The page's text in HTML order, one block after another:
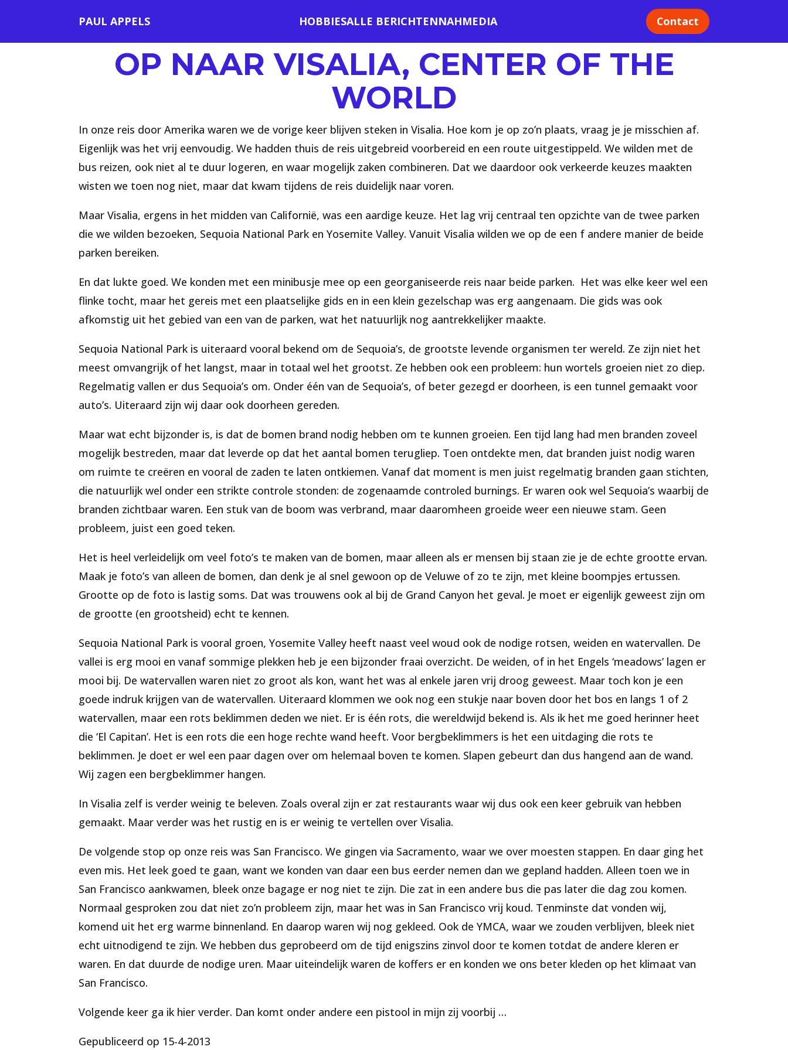
PAUL APPELS HOBBIESALLE BERICHTENNAHMEDIA Contact
OP NAAR VISALIA, CENTER OF THE
WORLD
In onze reis door Amerika waren we de vorige keer blijven steken in Visalia. Hoe kom je op zo’n plaats, vraag je je misschien af.
Eigenlijk was het vrij eenvoudig. We hadden thuis de reis uitgebreid voorbereid en een route uitgestippeld. We wilden met de
bus reizen, ook niet al te duur logeren, en waar mogelijk zaken combineren. Dat we daardoor ook verkeerde keuzes maakten
wisten we toen nog niet, maar dat kwam tijdens de reis duidelijk naar voren.
Maar Visalia, ergens in het midden van Californië, was een aardige keuze. Het lag vrij centraal ten opzichte van de twee parken
die we wilden bezoeken, Sequoia National Park en Yosemite Valley. Vanuit Visalia wilden we op de een f andere manier de beide
parken bereiken.
En dat lukte goed. We konden met een minibusje mee op een georganiseerde reis naar beide parken. Het was elke keer wel een
flinke tocht, maar het gereis met een plaatselijke gids en in een klein gezelschap was erg aangenaam. Die gids was ook
afkomstig uit het gebied van een van de parken, wat het natuurlijk nog aantrekkelijker maakte.
Sequoia National Park is uiteraard vooral bekend om de Sequoia’s, de grootste levende organismen ter wereld. Ze zijn niet het
meest omvangrijk of het langst, maar in totaal wel het grootst. Ze hebben ook een probleem: hun wortels groeien niet zo diep.
Regelmatig vallen er dus Sequoia’s om. Onder één van de Sequoia’s, of beter gezegd er doorheen, is een tunnel gemaakt voor
auto’s. Uiteraard zijn wij daar ook doorheen gereden.
Maar wat echt bijzonder is, is dat de bomen brand nodig hebben om te kunnen groeien. Een tijd lang had men branden zoveel
mogelijk bestreden, maar dat leverde op dat het aantal bomen terugliep. Toen ontdekte men, dat branden juist nodig waren
om ruimte te creëren en vooral de zaden te laten ontkiemen. Vanaf dat moment is men juist regelmatig branden gaan stichten,
die natuurlijk wel onder een strikte controle stonden: de zogenaamde controled burnings. Er waren ook wel Sequoia’s waarbij de
branden zichtbaar waren. Een stuk van de boom was verbrand, maar daaromheen groeide weer een nieuwe stam. Geen
probleem, juist een goed teken.
Het is heel verleidelijk om veel foto’s te maken van de bomen, maar alleen als er mensen bij staan zie je de echte grootte ervan.
Maak je foto’s van alleen de bomen, dan denk je al snel gewoon op de Veluwe of zo te zijn, met kleine boompjes ertussen.
Grootte op de foto is lastig soms. Dat was trouwens ook al bij de Grand Canyon het geval. Je moet er eigenlijk geweest zijn om
de grootte (en grootsheid) echt te kennen.
Sequoia National Park is vooral groen, Yosemite Valley heeft naast veel woud ook de nodige rotsen, weiden en watervallen. De
vallei is erg mooi en vanaf sommige plekken heb je een bijzonder fraai overzicht. De weiden, of in het Engels ‘meadows’ lagen er
mooi bij. De watervallen waren niet zo groot als kon, want het was al enkele jaren vrij droog geweest. Maar toch kon je een
goede indruk krijgen van de watervallen. Uiteraard klommen we ook nog een stukje naar boven door het bos en langs 1 of 2
watervallen, maar een rots beklimmen deden we niet. Er is één rots, die wereldwijd bekend is. Als ik het me goed herinner heet
die ‘El Capitan’. Het is een rots die een hoge rechte wand heeft. Voor bergbeklimmers is het een uitdaging die rots te
beklimmen. Je doet er wel een paar dagen over om helemaal boven te komen. Slapen gebeurt dan dus hangend aan de wand.
Wij zagen een bergbeklimmer hangen.
In Visalia zelf is verder weinig te beleven. Zoals overal zijn er zat restaurants waar wij dus ook een keer gebruik van hebben
gemaakt. Maar verder was het rustig en is er weinig te vertellen over Visalia.
De volgende stop op onze reis was San Francisco. We gingen via Sacramento, waar we over moesten stappen. En daar ging het
even mis. Het leek goed te gaan, want we konden van daar een bus eerder nemen dan we gepland hadden. Alleen toen we in
San Francisco aankwamen, bleek onze bagage er nog niet te zijn. Die zat in een andere bus die pas later die dag zou komen.
Normaal gesproken zou dat niet zo’n probleem zijn, maar het was in San Francisco vrij koud. Tenminste dat vonden wij,
komend uit het erg warme binnenland. En daarop waren wij nog gekleed. Ook de YMCA, waar we zouden verblijven, bleek niet
echt uitnodigend te zijn. We hebben dus geprobeerd om de tijd enigszins zinvol door te komen totdat de andere kleren er
waren. En dat duurde de nodige uren. Maar uiteindelijk waren de koffers er en konden we ons beter kleden op het klimaat van
San Francisco.
Volgende keer ga ik hier verder. Dan komt onder andere een pistool in mijn zij voorbij …
Gepubliceerd op 15-4-2013